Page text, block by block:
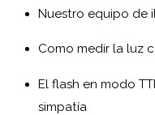
Nuestro equipo de
Como medir la luz
El flash en modo
simpatía